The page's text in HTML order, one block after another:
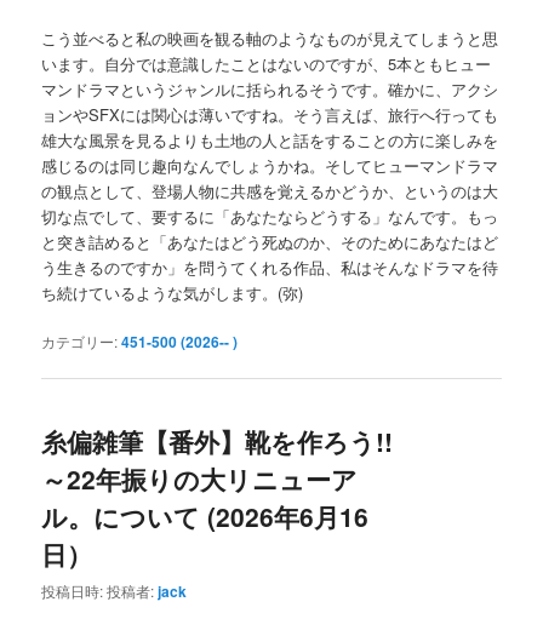
こう並べると私の映画を観る軸のようなものが見えてしまうと思
います。自分では意識したことはないのですが、5本ともヒュー
マンドラマというジャンルに括られるそうです。確かに、アクシ
ョンやSFXには関心は薄いですね。そう言えば、旅行へ行っても
雄大な風景を見るよりも土地の人と話をすることの方に楽しみを
感じるのは同じ趣向なんでしょうかね。そしてヒューマンドラマ
の観点として、登場人物に共感を覚えるかどうか、というのは大
切な点でして、要するに「あなたならどうする」なんです。もっ
と突き詰めると「あなたはどう死ぬのか、そのためにあなたはど
う生きるのですか」を問うてくれる作品、私はそんなドラマを待
ち続けているような気がします。(弥)
カテゴリー:451-500 (2026-- )
糸偏雑筆【番外】靴を作ろう!!
～22年振りの大リニューア
ル。について (2026年6月16
日）
投稿日時:投稿者:jack